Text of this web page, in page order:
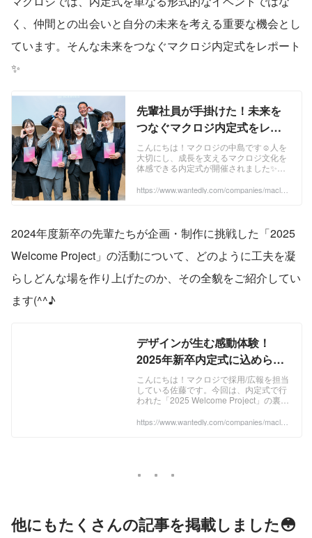
く、仲間との出会いと自分の未来を考える重要な機会とし
ています。そんな未来をつなぐマクロジ内定式をレポート
✨
先輩社員が手掛けた！未来を
つなぐマクロジ内定式をレポ
ート✨ | 最新ニュース
こんにちは！マクロジの中島です☺人を
大切にし、成長を支えるマクロジ文化を
体感できる内定式が開催されました✨マ
ベントではなく、仲間との出会いと自分
https://www.wantedly.com/companies/maclog
2024年度新卒の先輩たちが企画・制作に挑戦した「2025
Welcome Project」の活動について、どのように工夫を凝
らしどんな場を作り上げたのか、その全貌をご紹介してい
ます(^^♪
デザインが生む感動体験！
2025年新卒内定式に込められ
た先輩たちの熱意～ 内定式
vol.2 | 最新ニュース
こんにちは！マクロジで採用/広報を担当
している佐藤です。今回は、内定式で行
われた「2025 Welcome Project」の裏側
の出会い、そして自分の未来を...
https://www.wantedly.com/companies/maclog
他にもたくさんの記事を掲載しました😳